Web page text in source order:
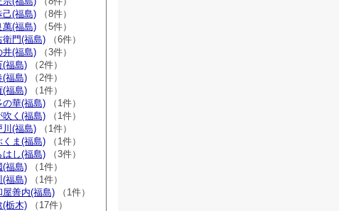
己(福島) （8件）
萬(福島) （5件）
衛門(福島) （6件）
井(福島) （3件）
(福島) （2件）
(福島) （2件）
(福島) （1件）
の華(福島) （1件）
吹く(福島) （1件）
川(福島) （1件）
くま(福島) （1件）
はし(福島) （3件）
(福島) （1件）
(福島) （1件）
屋善内(福島) （1件）
(栃木) （17件）